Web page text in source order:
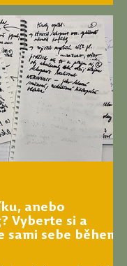
anebo
Vyberte si a
sami sebe během